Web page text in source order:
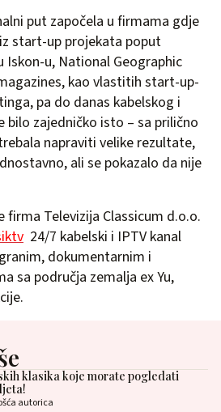
put započela u firmama gdje
start-up projekata poput
u, National Geographic
kao vlastitih start-up-
pa do danas kabelskog i
bilo zajedničko isto – sa prilično
napraviti velike rezultate,
ali se pokazalo da nije
firma Televizija Classicum d.o.o.
24/7 kabelski i IPTV kanal
dokumentarnim i
sa područja zemalja ex Yu,
klasika koje morate pogledati
autorica